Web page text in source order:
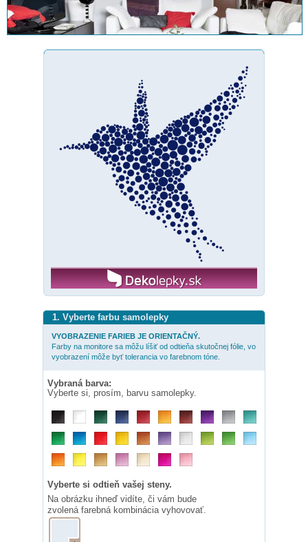
1. Vyberte farbu samolepky
VYOBRAZENIE FARIEB JE ORIENTAČNÝ.
Farby na monitore sa môžu líšiť od odtieňa skutočnej fólie, vo
vyobrazení môže byť tolerancia vo farebnom tóne.
Vybraná barva:
Vyberte si, prosím, barvu samolepky.
Vyberte si odtieň vašej steny.
Na obrázku ihneď vidíte, či vám bude
zvolená farebná kombinácia vyhovovať.